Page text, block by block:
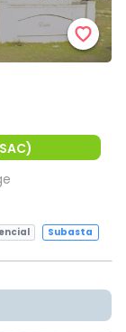
Subasta